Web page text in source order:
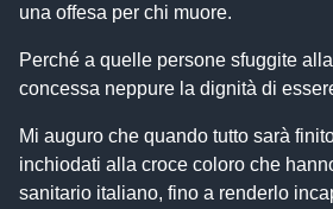
una offesa per chi muore.
Perché a quelle persone sfuggite
concessa neppure la dignità di
Mi auguro che quando tutto sarà
inchiodati alla croce coloro che
sanitario italiano, fino a renderlo